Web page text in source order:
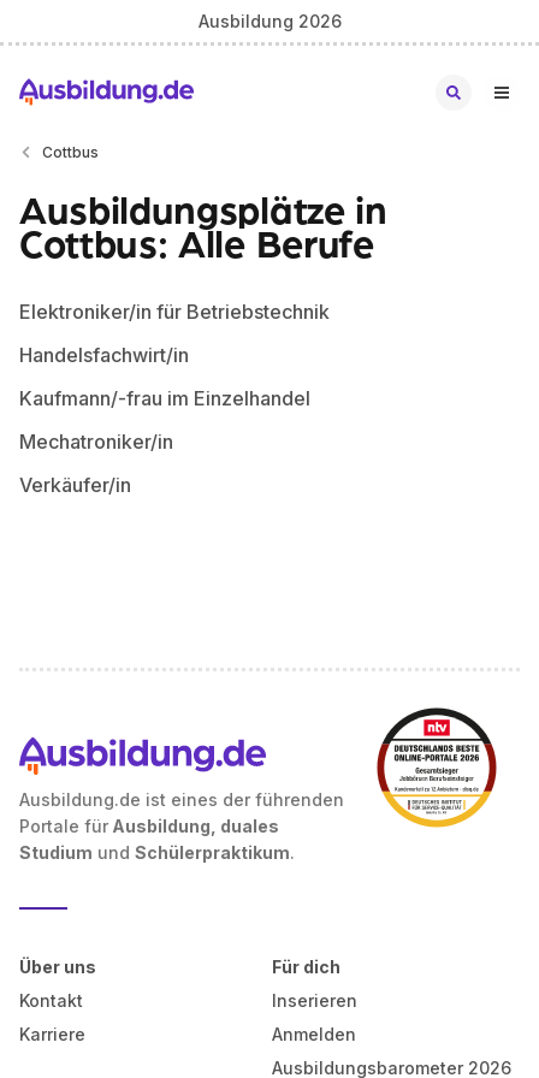
Ausbildung 2026
Cottbus
Ausbildungsplätze in
Cottbus: Alle Berufe
Elektroniker/in für Betriebstechnik
Handelsfachwirt/in
Kaufmann/-frau im Einzelhandel
Mechatroniker/in
Verkäufer/in
Ausbildung.de ist eines der führenden
Portale für Ausbildung, duales
Studium und Schülerpraktikum.
Über uns
Kontakt
Karriere
Für dich
Inserieren
Anmelden
Ausbildungsbarometer 2026